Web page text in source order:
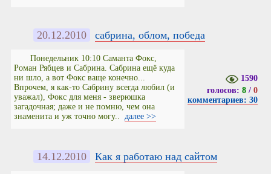
20.12.2010 сабрина, облом, победа
Понедельник 10:10 Саманта Фокс,
Роман Рябцев и Сабрина. Сабрина ещё куда
ни шло, а вот Фокс ваще конечно...
Впрочем, я как-то Сабрину всегда любил (и
уважал), Фокс для меня - зверюшка
загадочная; даже и не помню, чем она
знаменита и уж точно могу.. далее >>
1590
голосов: 8/ 0
комментариев: 30
14.12.2010 Как я работаю над сайтом